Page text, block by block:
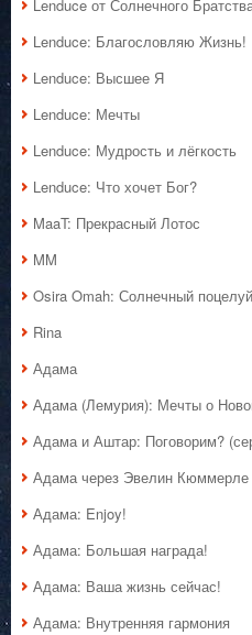
Lenduce от Солнечного
Lenduce: Благословляю Жизнь!
Lenduce: Высшее Я
Lenduce: Мечты
Lenduce: Мудрость и лёгкость
Lenduce: Что хочет Бог?
MaaT: Прекрасный Лотос
MM
Osira Omah: Солнечный поцелуй
Rina
Адама
Адама (Лемурия): Мечты о
Адама и Аштар: Поговорим?
Адама через Эвелин Кюммерле
Адама: Enjoy!
Адама: Большая награда!
Адама: Ваша жизнь сейчас!
Адама: Внутренняя гармония